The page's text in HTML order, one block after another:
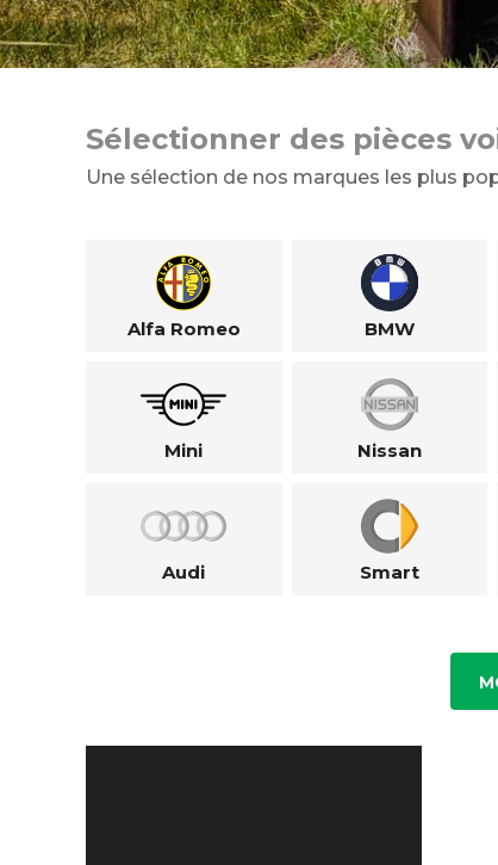
Sélectionner des pièces
Une sélection de nos marques les plus
Alfa Romeo BMW
Mini Nissan
Audi Smart